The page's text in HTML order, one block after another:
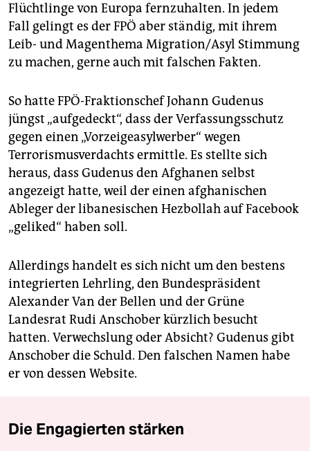
Flüchtlinge von Europa fernzuhalten. In jedem
Fall gelingt es der FPÖ aber ständig, mit ihrem
Leib- und Magenthema Migration/Asyl Stimmung
zu machen, gerne auch mit falschen Fakten.
So hatte FPÖ-Fraktionschef Johann Gudenus
jüngst „aufgedeckt“, dass der Verfassungsschutz
gegen einen „Vorzeigeasylwerber“ wegen
Terrorismusverdachts ermittle. Es stellte sich
heraus, dass Gudenus den Afghanen selbst
angezeigt hatte, weil der einen afghanischen
Ableger der libanesischen Hezbollah auf Facebook
„geliked“ haben soll.
Allerdings handelt es sich nicht um den bestens
integrierten Lehrling, den Bundespräsident
Alexander Van der Bellen und der Grüne
Landesrat Rudi Anschober kürzlich besucht
hatten. Verwechslung oder Absicht? Gudenus gibt
Anschober die Schuld. Den falschen Namen habe
er von dessen Website.
Die Engagierten stärken